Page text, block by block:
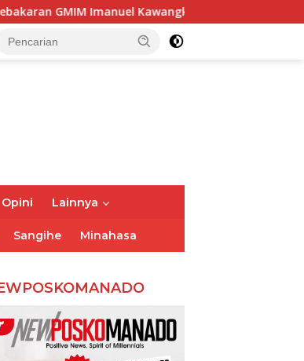
Bawah, Tegaskan Komitmen Dukung
Opini Lainnya
Sangihe Minahasa